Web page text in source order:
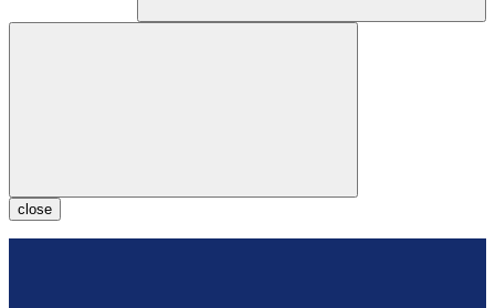
close